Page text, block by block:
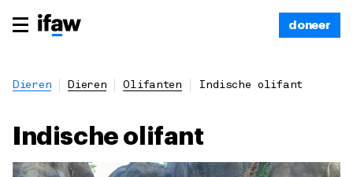
doneer
Dieren Dieren Olifanten Indische olifant
Indische olifant